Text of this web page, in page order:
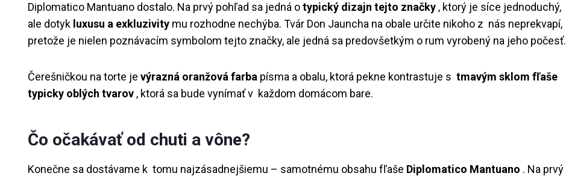
Diplomatico Mantuano dostalo. Na prvý pohľad sa jedná otypický dizajn tejto značky , ktorý je síce jednoduchý,
ale dotyk luxusu a exkluzivity mu rozhodne nechýba. Tvár Don Jauncha na obale určite nikoho z nás neprekvapí,
pretože je nielen poznávacím symbolom tejto značky, ale jedná sa predovšetkým o rum vyrobený na jeho počesť.
Čerešničkou na torte je výrazná oranžová farba písma a obalu, ktorá pekne kontrastuje s tmavým sklom fľaše
typicky oblých tvarov , ktorá sa bude vynímať v každom domácom bare.
Čo očakávať od chuti a vône?
Konečne sa dostávame k tomu najzásadnejšiemu – samotnému obsahu fľaše Diplomatico Mantuano . Na prvý